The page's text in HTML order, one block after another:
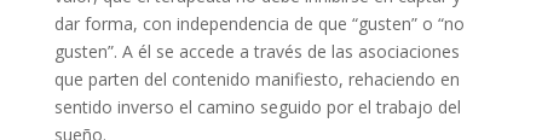
dar forma, con independencia de que “gusten” o “no
gusten”. A él se accede a través de las asociaciones
que parten del contenido manifiesto, rehaciendo en
sentido inverso el camino seguido por el trabajo del
sueño.